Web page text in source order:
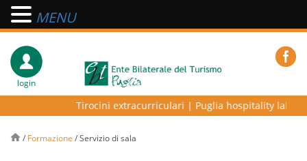
login
Tirocini extracurriculari|Puglia hospitality lab –
/ Formazione /Servizio di sala
MENU